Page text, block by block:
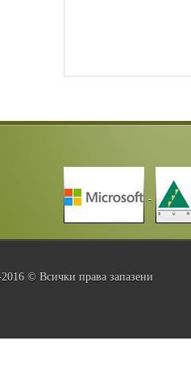
© Всички права запазени